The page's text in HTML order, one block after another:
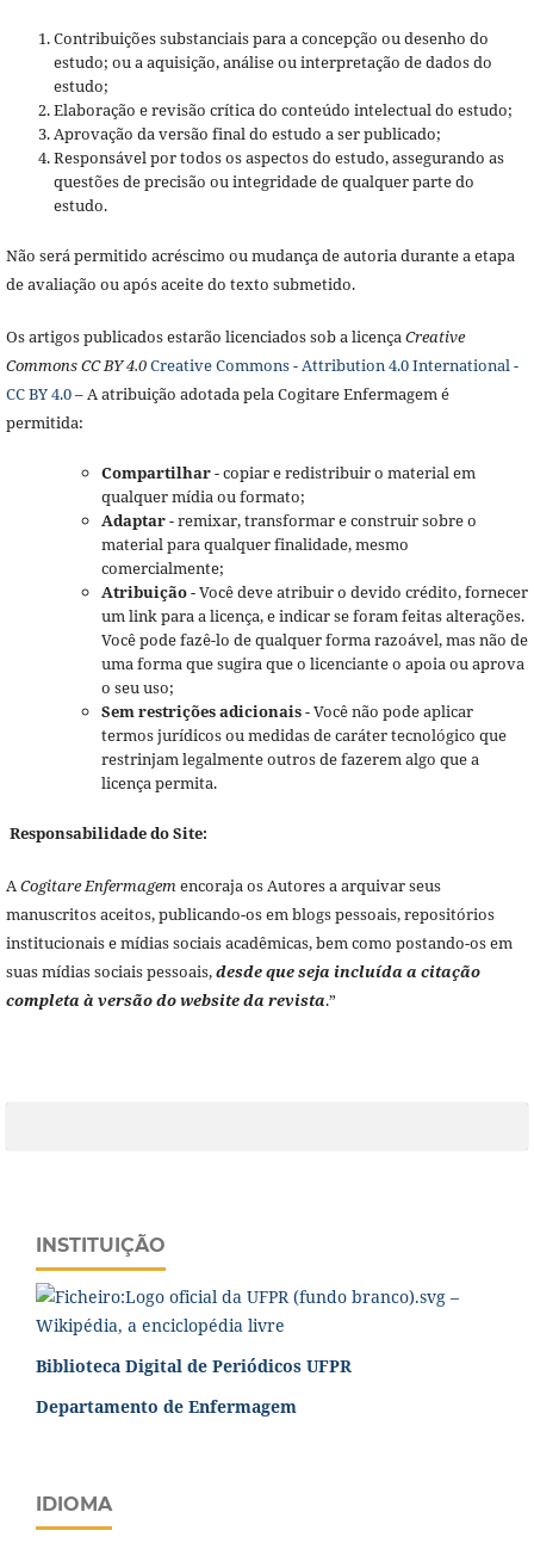
Contribuições substanciais para a concepção ou desenho do
estudo; ou a aquisição, análise ou interpretação de dados do
estudo;
Elaboração e revisão crítica do conteúdo intelectual do estudo;
Aprovação da versão final do estudo a ser publicado;
Responsável por todos os aspectos do estudo, assegurando as
questões de precisão ou integridade de qualquer parte do
estudo.
Não será permitido acréscimo ou mudança de autoria durante a etapa
de avaliação ou após aceite do texto submetido.
Os artigos publicados estarão licenciados sob a licençaCreative
Commons CC BY 4.0Creative Commons - Attribution 4.0 International -
CC BY 4.0– A atribuição adotada pela Cogitare Enfermagem é
permitida:
Compartilhar- copiar e redistribuir o material em
qualquer mídia ou formato;
Adaptar- remixar, transformar e construir sobre o
material para qualquer finalidade, mesmo
comercialmente;
Atribuição- Você deve atribuir o devido crédito, fornecer
um link para a licença, e indicar se foram feitas alterações.
Você pode fazê-lo de qualquer forma razoável, mas não de
uma forma que sugira que o licenciante o apoia ou aprova
o seu uso;
Sem restrições adicionais- Você não pode aplicar
termos jurídicos ou medidas de caráter tecnológico que
restrinjam legalmente outros de fazerem algo que a
licença permita.
Responsabilidade do Site:
ACogitare Enfermagemencoraja os Autores a arquivar seus
manuscritos aceitos, publicando-os em blogs pessoais, repositórios
institucionais e mídias sociais acadêmicas, bem como postando-os em
suas mídias sociais pessoais,desde que seja incluída a citação
completa à versão do website da revista.”
INSTITUIÇÃO
Biblioteca Digital de Periódicos UFPR
Departamento de Enfermagem
IDIOMA